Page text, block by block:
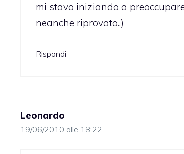
mi stavo iniziando a
neanche riprovato..)
Rispondi
Leonardo
19/06/2010 alle 18:22